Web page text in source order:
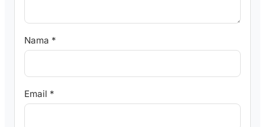
Nama *
Email *